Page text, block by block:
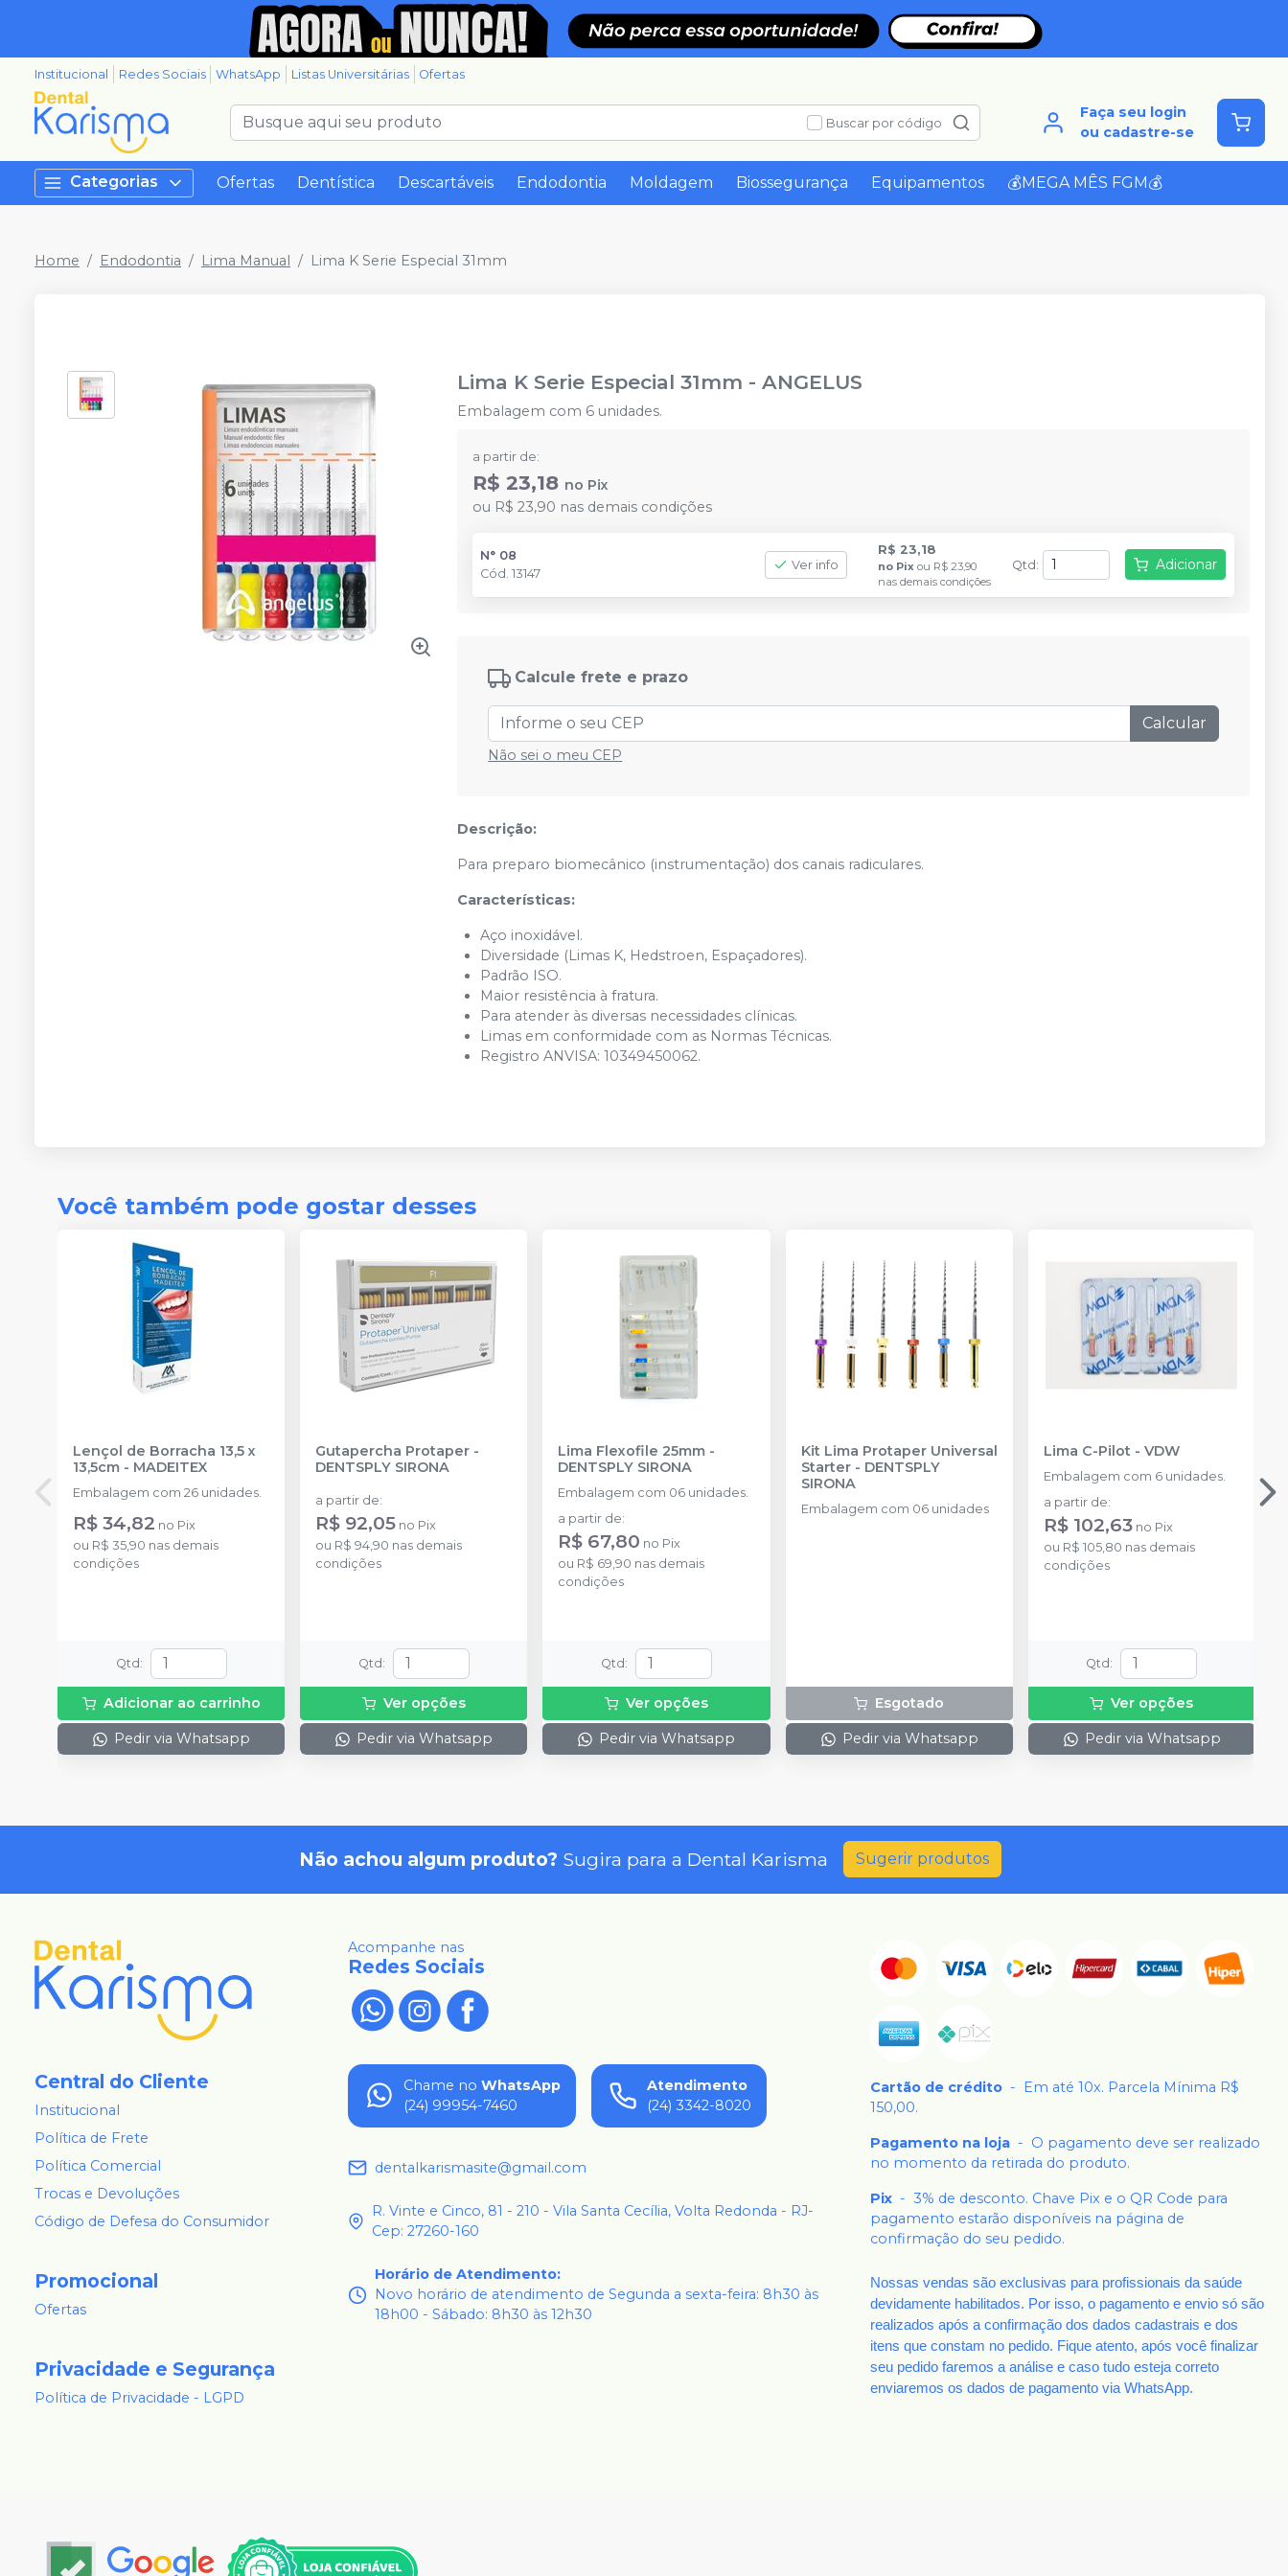
Institucional Redes Sociais WhatsApp Listas Universitárias Ofertas
Buscar por código
Faça seu login
ou cadastre-se
Categorias Ofertas Dentística Descartáveis Endodontia Moldagem Biossegurança Equipamentos 💰MEGA MÊS FGM💰
Home Endodontia Lima Manual Lima K Serie Especial 31mm
Lima K Serie Especial 31mm -ANGELUS
Embalagem com 6 unidades.
a partir de:
R$ 23,18 no Pix
ou R$ 23,90 nas demais condições
N° 08
Cód.13147
Ver info
R$ 23,18
no Pix ou R$ 23,90
nas demais condições
Qtd : Adicionar
Calcule frete e prazo
Calcular
Não sei o meu CEP
Descrição:
Para preparo biomecânico (instrumentação) dos canais radiculares.
Características:
Aço inoxidável.
Diversidade (Limas K, Hedstroen, Espaçadores).
Padrão ISO.
Maior resistência à fratura.
Para atender às diversas necessidades clínicas.
Limas em conformidade com as Normas Técnicas.
Registro ANVISA: 10349450062.
Você também pode gostar desses
Lençol de Borracha 13,5 x
13,5cm - MADEITEX
Embalagem com 26 unidades.
R$ 34,82 no Pix
ou R$ 35,90 nas demais
condições
Qtd :
Adicionar ao carrinho
Pedir via Whatsapp
Gutapercha Protaper -
DENTSPLY SIRONA
a partir de:
R$ 92,05 no Pix
ou R$ 94,90 nas demais
condições
Qtd :
Ver opções
Pedir via Whatsapp
Lima Flexofile 25mm -
DENTSPLY SIRONA
Embalagem com 06 unidades.
a partir de:
R$ 67,80 no Pix
ou R$ 69,90 nas demais
condições
Qtd :
Ver opções
Pedir via Whatsapp
Kit Lima Protaper Universal
Starter- DENTSPLY
SIRONA
Embalagem com 06 unidades
Esgotado
Pedir via Whatsapp
Lima C-Pilot - VDW
Embalagem com 6 unidades.
a partir de:
R$ 102,63 no Pix
ou R$ 105,80 nas demais
condições
Qtd :
Ver opções
Pedir via Whatsapp
Não achou algum produto? Sugira para a Dental Karisma Sugerir produtos
Central do Cliente
Institucional
Política de Frete
Política Comercial
Trocas e Devoluções
Código de Defesa do Consumidor
Promocional
Ofertas
Privacidade e Segurança
Política de Privacidade - LGPD
Acompanhe nas
Redes Sociais
Chame no WhatsApp
(24) 99954-7460
Atendimento
(24) 3342-8020
dentalkarismasite@gmail.com
R. Vinte e Cinco, 81 - 210 - Vila Santa Cecília, Volta Redonda - RJ-
Cep: 27260-160
Horário de Atendimento:
Novo horário de atendimento de Segunda a sexta-feira: 8h30 às
18h00 - Sábado: 8h30 às 12h30
Cartão de crédito -
Em até 10x. Parcela Mínima R$
150,00.
Pagamento na loja - O pagamento deve ser realizado
no momento da retirada do produto.
Pix - 3% de desconto. Chave Pix e o QR Code para
pagamento estarão disponíveis na página de
confirmação do seu pedido.
Nossas vendas são exclusivas para profissionais da saúde
devidamente habilitados. Por isso, o pagamento e envio só são
realizados após a confirmação dos dados cadastrais e dos
itens que constam no pedido. Fique atento, após você finalizar
seu pedido faremos a análise e caso tudo esteja correto
enviaremos os dados de pagamento via WhatsApp.